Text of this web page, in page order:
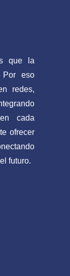
que la
Por eso
redes,
cada
ofrecer
futuro.